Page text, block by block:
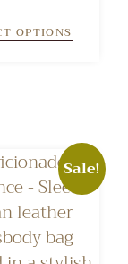
OPTIONS
Sale!